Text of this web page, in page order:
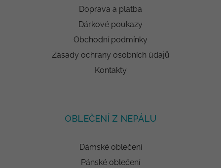
Doprava a platba
Dárkové poukazy
Obchodní podmínky
Zásady ochrany osobních údajů
Kontakty
OBLEČENÍ Z NEPÁLU
Dámské oblečení
Pánské oblečení